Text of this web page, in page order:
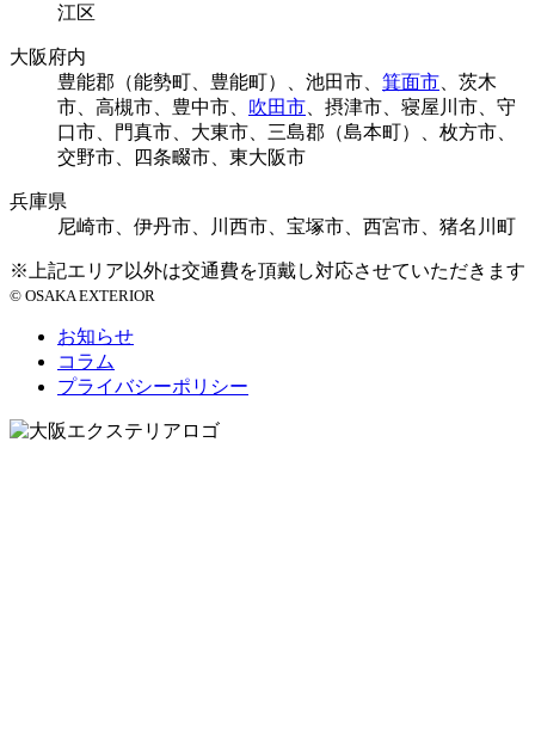
江区
大阪府内
豊能郡（能勢町、豊能町）、池田市、 箕面市 、茨木
市、高槻市、豊中市、 吹田市 、摂津市、寝屋川市、守
口市、門真市、大東市、三島郡（島本町）、枚方市、
交野市、四条畷市、東大阪市
兵庫県
尼崎市、伊丹市、川西市、宝塚市、西宮市、猪名川町
※上記エリア以外は交通費を頂戴し対応させていただきます
© OSAKA EXTERIOR
お知らせ
コラム
プライバシーポリシー